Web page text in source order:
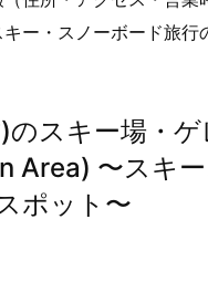
ー・スノーボード旅行
のスキー場・
Area) 〜スキ
ポット〜